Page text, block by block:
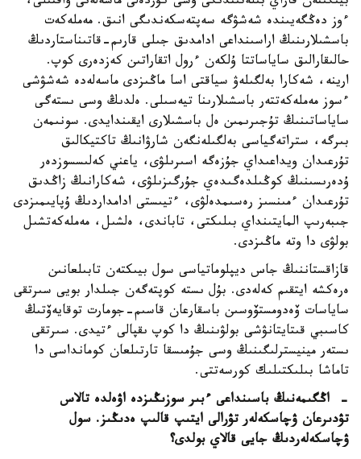
ءوز دەڭگەيىندە شەشۋگە سەپتەسكەندىگى انىق. مەملەكەت
باسشىلارىنىڭ اراسىنداعى ادامدىق جىلى قارىم-قاتىناستاردىڭ
حالىقارالىق ساياساتتا ۇلكەن ءرول اتقاراتىن كەزدەرى كوپ.
ارينە، شەكارا بەلگىلەۋ سياقتى اسا ماڭىزدى ماسەلەدە شەشۋشى
ءسوز مەملەكەتتەر باسشىلارىنا تيەسىلى. ەلدىڭ وسى ىستەگى
ساياساتىنىڭ تۇجىرىمىن ەل باسشىلارى ايقىندايدى. سونىمەن
بىرگە، ستراتەگياسى بەلگىلەنگەن شارۋانىڭ تاكتيكالىق
تۇرعىدان ويداعىداي جۇزەگە اسىرىلۋى، ياعني كەلىسسوزدەر
ۇدەرىسىنىڭ كوڭىلدەگىدەي جۇرگىزىلۋى، شەكارانىڭ زاڭدىق
تۇرعىدان ءمىنسىز رەسىمدەلۋى، ءتيىستى ادامداردىڭ ۇپايىمىزدى
جىبەرىپ المايتىنداي بىلىكتى، تاباندى، ەلشىل، مەملەكەتشىل
بولۋى دا وتە ماڭىزدى.
قازاقستاننىڭ جاس ديپلوماتياسى سول بيىكتەن تابىلعانىن
ەرەكشە ايتقىم كەلەدى. بۇل ىستە كوپتەگەن جىلدار بويى سىرتقى
ساياسات ۆەدومستۆوسىن باسقارعان قاسىم-جومارت توقايەۆتىڭ
كاسىبي قىتايتانۋشى بولۋىنىڭ دا كوپ ىقپالى ءتيدى. سىرتقى
ىستەر مينيسترلىگىنىڭ وسى جۇمىسقا تارتىلعان كومانداسى دا
تاماشا بىلىكتىلىك كورسەتتى.
- اڭگىمەنىڭ باسىنداعى ءبىر سوزىڭىزدە اۋەلدە تالاس
تۋدىرعان ۋچاسكەلەر تۋرالى ايتىپ قالىپ ەدىڭىز. سول
ۋچاسكەلەردىڭ جايى قالاي بولدى؟